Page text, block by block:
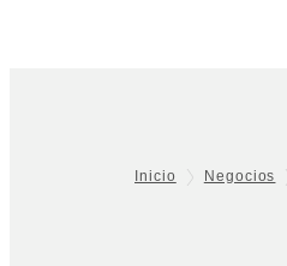
Inicio Negocios